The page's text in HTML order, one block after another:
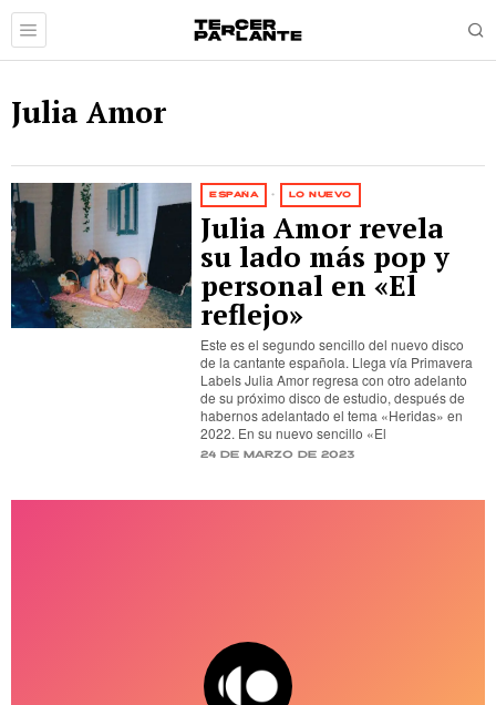
Julia Amor
ESPAÑA · LO NUEVO
Julia Amor revela
su lado más pop y
personal en «El
reflejo»
Este es el segundo sencillo del nuevo disco
de la cantante española. Llega vía Primavera
Labels Julia Amor regresa con otro adelanto
de su próximo disco de estudio, después de
habernos adelantado el tema «Heridas» en
2022. En su nuevo sencillo «El
24 de marzo de 2023